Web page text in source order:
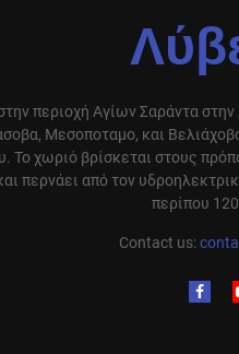
περιοχή Αγίων Σαράντα
Μεσοποταμο, και
Το χωριό βρίσκεται στους
περνάει από τον
περίπου 120
Contact us: